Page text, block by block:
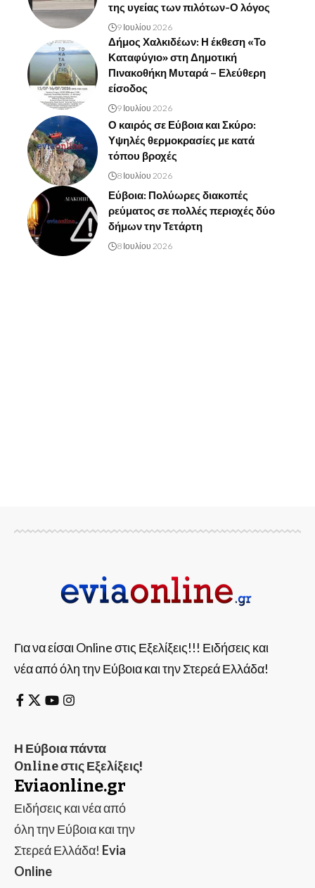
της υγείας των πιλότων-Ο λόγος
9 Ιουλίου 2026
Δήμος Χαλκιδέων: Η έκθεση «Το
Καταφύγιο» στη Δημοτική
Πινακοθήκη Μυταρά – Ελεύθερη
είσοδος
9 Ιουλίου 2026
Ο καιρός σε Εύβοια και Σκύρο:
Υψηλές θερμοκρασίες με κατά
τόπου βροχές
8 Ιουλίου 2026
Εύβοια: Πολύωρες διακοπές
ρεύματος σε πολλές περιοχές δύο
δήμων την Τετάρτη
8 Ιουλίου 2026
Για να είσαι Online στις Εξελίξεις!!! Ειδήσεις και
νέα από όλη την Εύβοια και την Στερεά Ελλάδα!
Η Εύβοια πάντα
Online στις Εξελίξεις!
Eviaonline.gr
Ειδήσεις και νέα από
όλη την Εύβοια και την
Στερεά Ελλάδα! Evia
Online